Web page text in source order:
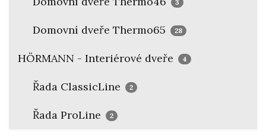
3
Domovní dveře Thermo65 28
HÖRMANN - Interiérové dveře 4
Řada ClassicLine 2
Řada ProLine 2